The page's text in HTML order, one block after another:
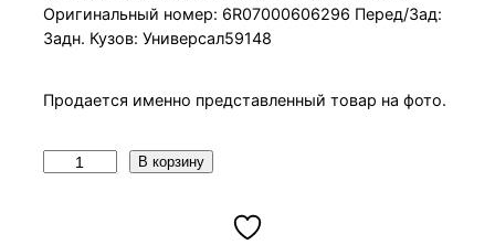
Оригинальный номер: 6R07000606296 Перед/Зад:
Задн. Кузов: Универсал59148
Продается именно представленный товар на фото.
В корзину